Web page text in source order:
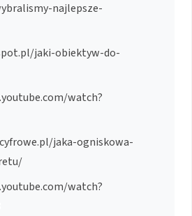
najlepsze-
jaki-obiektyw-do-
watch?
jaka-ogniskowa-
watch?